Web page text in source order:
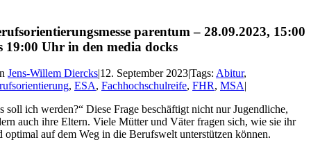
parentum – 28.09.2023, 15:00
19:00 Uhr in den media docks
Jens-Willem Diercks|12. September 2023|Tags: Abitur,
, ESA, Fachhochschulreife, FHR, MSA|
soll ich werden?“ Diese Frage beschäftigt nicht nur Jugendliche,
auch ihre Eltern. Viele Mütter und Väter fragen sich, wie sie ihr
optimal auf dem Weg in die Berufswelt unterstützen können.